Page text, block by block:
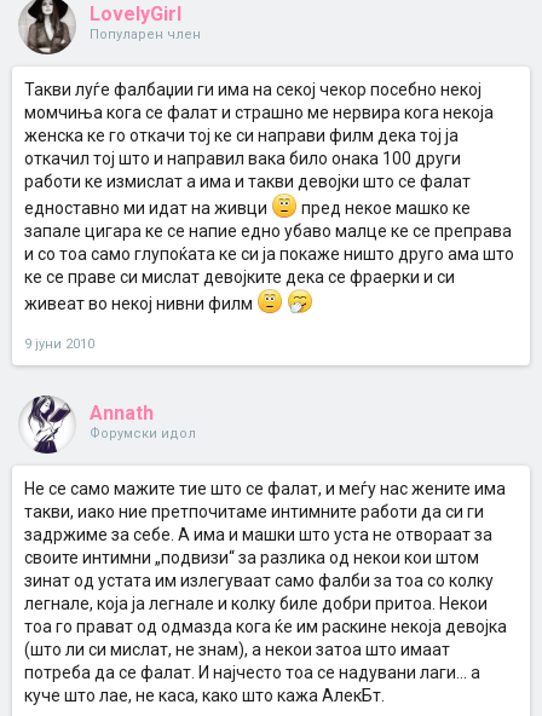
LovelyGirl
Популарен член
Такви луѓе фалбаџии ги има на секој чекор посебно некој
момчиња кога се фалат и страшно ме нервира кога некоја
женска ке го откачи тој ке си направи филм дека тој ја
откачил тој што и направил вака било онака 100 други
работи ке измислат а има и такви девојки што се фалат
едноставно ми идат на живци
пред некое машко ке
запале цигара ке се напие едно убаво малце ке се преправа
и со тоа само глупоќата ке си ја покаже ништо друго ама што
ке се праве си мислат девојките дека се фраерки и си
живеат во некој нивни филм
9 јуни 2010
Annath
Форумски идол
Не се само мажите тие што се фалат, и меѓу нас жените има
такви, иако ние претпочитаме интимните работи да си ги
задржиме за себе. А има и машки што уста не отвораат за
своите интимни „подвизи“ за разлика од некои кои штом
зинат од устата им излегуваат само фалби за тоа со колку
легнале, која ја легнале и колку биле добри притоа. Некои
тоа го прават од одмазда кога ќе им раскине некоја девојка
(што ли си мислат, не знам), а некои затоа што имаат
потреба да се фалат. И најчесто тоа се надувани лаги... а
куче што лае, не каса, како што кажа АлекБт.